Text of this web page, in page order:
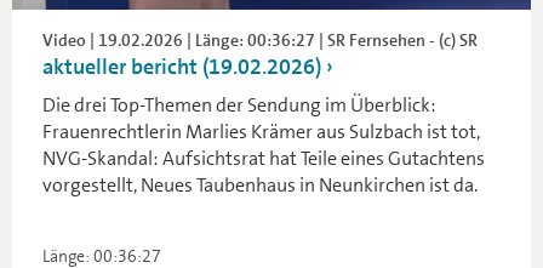
Video | 19.02.2026 | Länge: 00:36:27 | SR Fernsehen - (c) SR
aktueller bericht (19.02.2026)
Die drei Top-Themen der Sendung im Überblick:
Frauenrechtlerin Marlies Krämer aus Sulzbach ist tot,
NVG-Skandal: Aufsichtsrat hat Teile eines Gutachtens
vorgestellt, Neues Taubenhaus in Neunkirchen ist da.
Länge: 00:36:27